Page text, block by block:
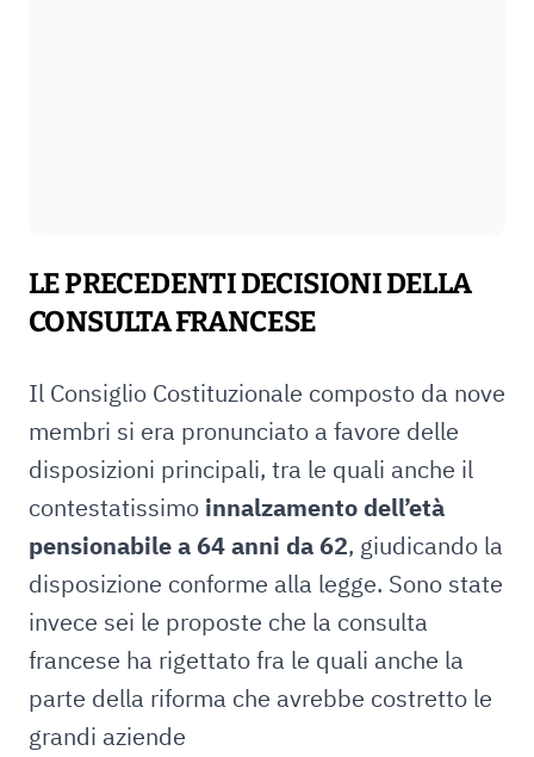
LE PRECEDENTI DECISIONI DELLA
CONSULTA FRANCESE
Il Consiglio Costituzionale composto da nove
membri si era pronunciato a favore delle
disposizioni principali, tra le quali anche il
contestatissimo innalzamento dell’età
pensionabile a 64 anni da 62, giudicando la
disposizione conforme alla legge. Sono state
invece sei le proposte che la consulta
francese ha rigettato fra le quali anche la
parte della riforma che avrebbe costretto le
grandi aziende